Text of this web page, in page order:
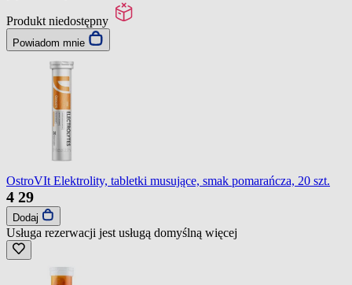
Produkt niedostępny
Powiadom mnie
OstroVIt Elektrolity, tabletki musujące, smak pomarańcza, 20 szt.
4 29
Dodaj
Usługa rezerwacji jest usługą domyślną więcej